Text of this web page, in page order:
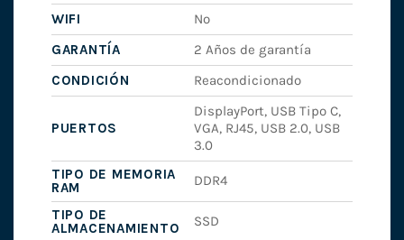
WIFI
No
GARANTÍA
2 Años de garantía
CONDICIÓN
Reacondicionado
PUERTOS
DisplayPort, USB Tipo C,
VGA, RJ45, USB 2.0, USB
3.0
TIPO DE MEMORIA
RAM
DDR4
TIPO DE
ALMACENAMIENTO
SSD